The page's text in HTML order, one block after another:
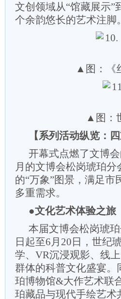
文创领域从“馆藏展示”
个余韵悠长的艺术注脚。
▲图：《
▲图：
【系列活动纵览：
开幕式点燃了文博
月的文博会松岗琥珀
的“万象”图景，满足
多重需求。
●文化艺术体验之旅
本届文博会松岗琥
日起至6月20日，世纪
学、VR沉浸观影、线
群体的科普文化盛宴
珀博物馆&大作艺术联
珀藏品与现代手绘艺术